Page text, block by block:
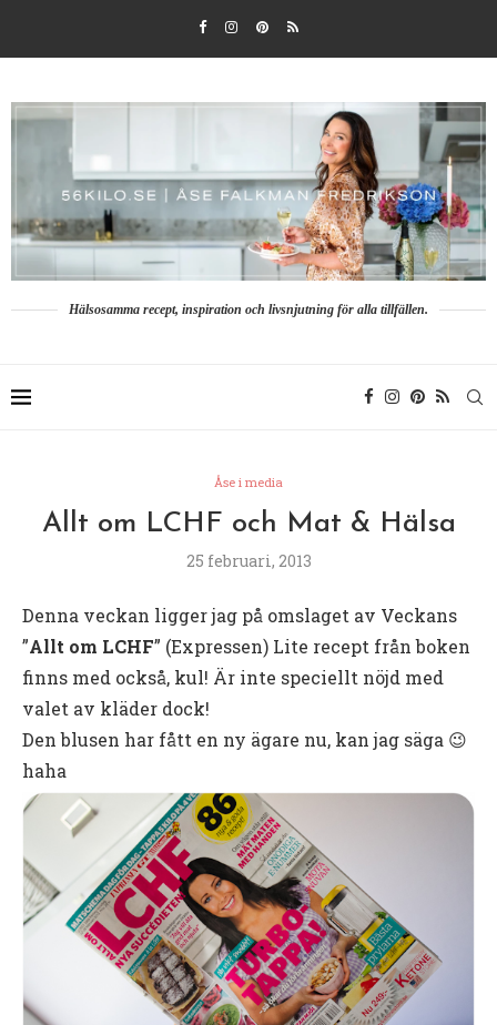
Hälsosamma recept, inspiration och livsnjutning för alla tillfällen.
Åse i media
Allt om LCHF och Mat & Hälsa
25 februari, 2013
Denna veckan ligger jag på omslaget av Veckans
”Allt om LCHF” (Expressen) Lite recept från boken
finns med också, kul! Är inte speciellt nöjd med
valet av kläder dock!
Den blusen har fått en ny ägare nu, kan jag säga 😉
haha